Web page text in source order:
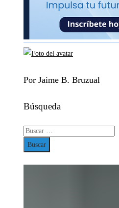
Por Jaime B. Bruzual
Búsqueda
Buscar: